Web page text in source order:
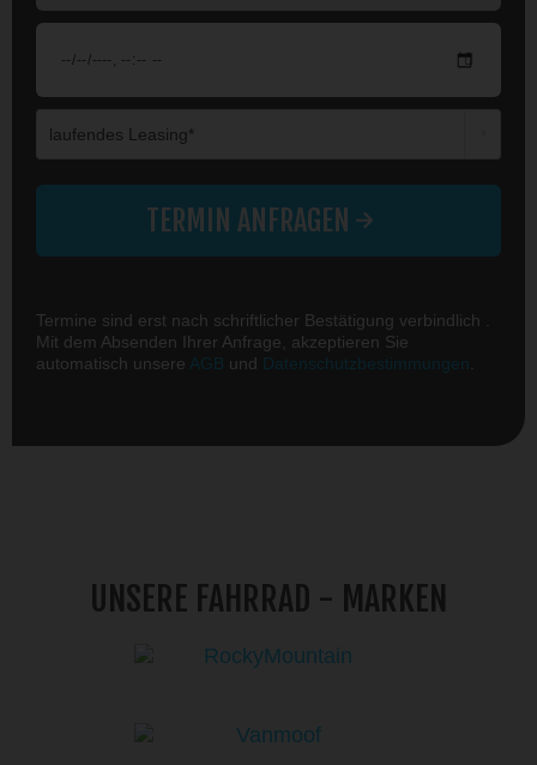
TERMIN ANFRAGEN
Termine sind erst nach schriftlicher Bestätigung verbindlich .
Mit dem Absenden Ihrer Anfrage, akzeptieren Sie
automatisch unsere AGB und Datenschutzbestimmungen
UNSERE FAHRRAD - MARKEN